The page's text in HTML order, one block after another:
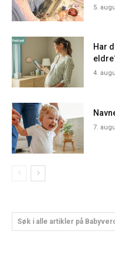
5.
Har
4.
7.
Søk i alle artikler på